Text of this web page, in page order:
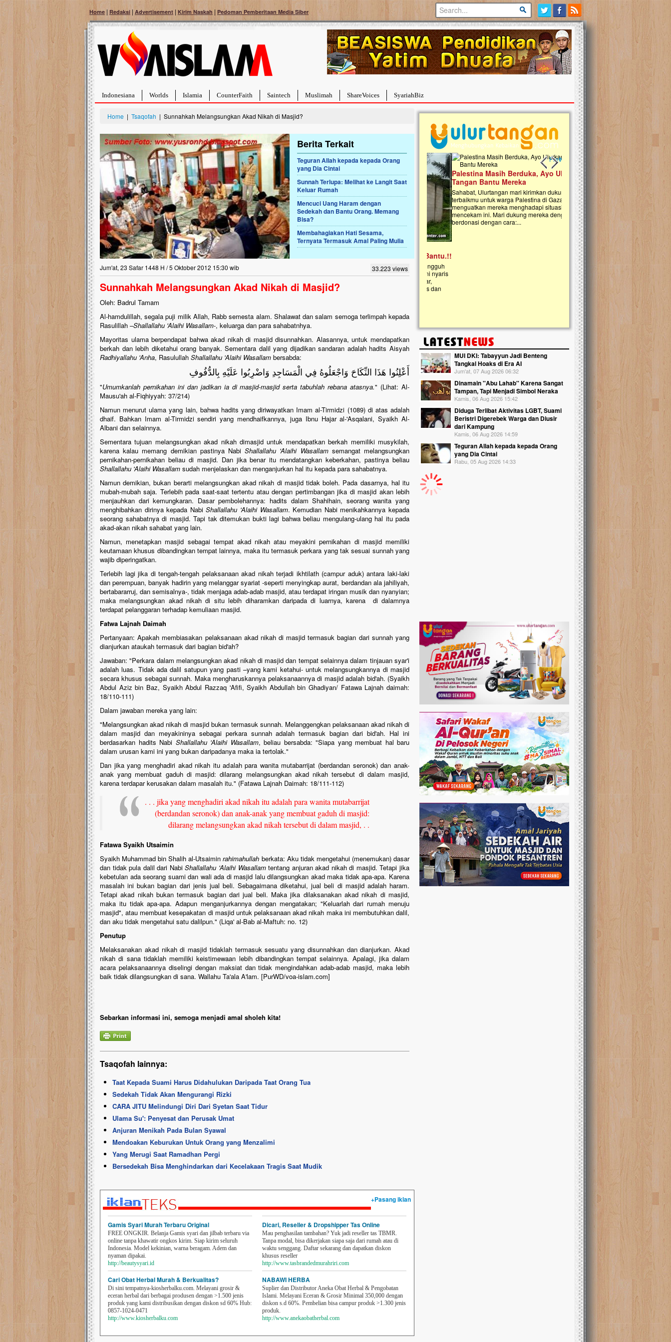
Home | Redaksi | Advertisement | Kirim Naskah | Pedoman Pemberitaan Media Siber
Indonesiana Worlds Islamia CounterFaith Saintech Muslimah ShareVoices SyariahBiz
Home | Tsaqofah | Sunnahkah Melangsungkan Akad Nikah di Masjid?
Berita Terkait
Teguran Allah kepada kepada Orang
yang Dia Cintai
Sunnah Terlupa: Melihat ke Langit Saat
Keluar Rumah
Mencuci Uang Haram dengan
Sedekah dan Bantu Orang. Memang
Bisa?
Membahagiakan Hati Sesama,
Ternyata Termasuk Amal Paling Mulia
Jum'at, 23 Safar 1448 H / 5 Oktober 2012 15:30 wib 33.223 views
Sunnahkah Melangsungkan Akad Nikah di Masjid?
Oleh: Badrul Tamam
Al-hamdulillah, segala puji milik Allah, Rabb semesta alam. Shalawat dan salam semoga terlimpah kepada
Rasulillah –Shallallahu 'Alaihi Wasallam-, keluarga dan para sahabatnhya.
Mayoritas ulama berpendapat bahwa akad nikah di masjid disunnahkan. Alasannya, untuk mendapatkan
berkah dan lebih diketahui orang banyak. Sementara dalil yang dijadikan sandaran adalah hadits Aisyah
Radhiyallahu 'Anha, Rasulullah Shallallahu 'Alaihi Wasallam bersabda:
أَعْلِنُوا هَذَا النِّكَاحَ وَاجْعَلُوهُ فِي الْمَسَاجِدِ وَاضْرِبُوا عَلَيْهِ بِالدُّفُوفِ
"Umumkanlah pernikahan ini dan jadikan ia di masjid-masjid serta tabuhlah rebana atasnya." (Lihat: Al-
Mausu'ah al-Fiqhiyyah: 37/214)
Namun menurut ulama yang lain, bahwa hadits yang diriwayatkan Imam al-Tirmidzi (1089) di atas adalah
dhaif. Bahkan Imam al-Tirmidzi sendiri yang mendhaifkannya, juga Ibnu Hajar al-'Asqalani, Syaikh Al-
Albani dan selainnya.
Sementara tujuan melangsungkan akad nikah dimasjid untuk mendapatkan berkah memiliki musykilah,
karena kalau memang demikian pastinya NabiShallallahu 'Alaihi Wasallamsemangat melangsungkan
pernikahan-pernikahan beliau di masjid. Dan jika benar itu mendatangkan keberkahan, pastinya beliau
Shallallahu 'Alaihi Wasallam sudah menjelaskan dan menganjurkan hal itu kepada para sahabatnya.
Namun demikian, bukan berarti melangsungkan akad nikah di masjid tidak boleh. Pada dasarnya, hal itu
mubah-mubah saja. Terlebih pada saat-saat tertentu atau dengan pertimbangan jika di masjid akan lebih
menjauhkan dari kemungkaran. Dasar pembolehannya: hadits dalam Shahihain, seorang wanita yang
menghibahkan dirinya kepada NabiShallallahu 'Alaihi Wasallam. Kemudian Nabi menikahkannya kepada
seorang sahabatnya di masjid. Tapi tak ditemukan bukti lagi bahwa beliau mengulang-ulang hal itu pada
akad-akan nikah sahabat yang lain.
Namun, menetapkan masjid sebagai tempat akad nikah atau meyakini pernikahan di masjid memiliki
keutamaan khusus dibandingkan tempat lainnya, maka itu termasuk perkara yang tak sesuai sunnah yang
wajib diperingatkan.
Terlebih lagi jika di tengah-tengah pelaksanaan akad nikah terjadi ikhtilath (campur aduk) antara laki-laki
dan perempuan, banyak hadirin yang melanggar syariat -seperti menyingkap aurat, berdandan ala jahiliyah,
bertabararruj, dan semisalnya-, tidak menjaga adab-adab masjid, atau terdapat iringan musik dan nyanyian;
maka melangsungkan akad nikah di situ lebih diharamkan daripada di luarnya, karena di dalamnya
terdapat pelanggaran terhadap kemuliaan masjid.
Fatwa Lajnah Daimah
Pertanyaan: Apakah membiasakan pelaksanaan akad nikah di masjid termasuk bagian dari sunnah yang
dianjurkan ataukah termasuk dari bagian bid'ah?
Jawaban: "Perkara dalam melangsungkan akad nikah di masjid dan tempat selainnya dalam tinjauan syar'i
adalah luas. Tidak ada dalil satupun yang pasti –yang kami ketahui- untuk melangsungkannya di masjid
secara khusus sebagai sunnah. Maka mengharuskannya pelaksanaannya di masjid adalah bid'ah. (Syaikh
Abdul Aziz bin Baz, Syaikh Abdul Razzaq 'Afifi, Syaikh Abdullah bin Ghadiyan/ Fatawa Lajnah daimah:
18/110-111)
Dalam jawaban mereka yang lain:
"Melangsungkan akad nikah di masjid bukan termasuk sunnah. Melanggengkan pelaksanaan akad nikah di
dalam masjid dan meyakininya sebagai perkara sunnah adalah termasuk bagian dari bid'ah. Hal ini
berdasarkan hadits Nabi Shallallahu 'Alaihi Wasallam, beliau bersabda: "Siapa yang membuat hal baru
dalam urusan kami ini yang bukan daripadanya maka ia tertolak."
Dan jika yang menghadiri akad nikah itu adalah para wanita mutabarrijat (berdandan seronok) dan anak-
anak yang membuat gaduh di masjid: dilarang melangsungkan akad nikah tersebut di dalam masjid,
karena terdapar kerusakan dalam masalah itu." (Fatawa Lajnah Daimah: 18/111-112)
. . . jika yang menghadiri akad nikah itu adalah para wanita mutabarrijat
(berdandan seronok) dan anak-anak yang membuat gaduh di masjid:
dilarang melangsungkan akad nikah tersebut di dalam masjid, . .
Fatawa Syaikh Utsaimin
Syaikh Muhammad bin Shalih al-Utsaiminrahimahullah berkata: Aku tidak mengetahui (menemukan) dasar
dan tidak pula dalil dari NabiShallallahu 'Alaihi Wasallamtentang anjuran akad nikah di masjid. Tetapi jika
kebetulan ada seorang suami dan wali ada di masjid lalu dilangsungkan akad maka tidak apa-apa. Karena
masalah ini bukan bagian dari jenis jual beli. Sebagaimana diketahui, jual beli di masjid adalah haram.
Tetapi akad nikah bukan termasuk bagian dari jual beli. Maka jika dilaksanakan akad nikah di masjid,
maka itu tidak apa-apa. Adapun menganjurkannya dengan mengatakan; "Keluarlah dari rumah menuju
masjid", atau membuat kesepakatan di masjid untuk pelaksanaan akad nikah maka ini membutuhkan dalil,
dan aku tidak mengetahui satu dalilpun." (Liqa' al-Bab al-Maftuh: no. 12)
Penutup
Melaksanakan akad nikah di masjid tidaklah termasuk sesuatu yang disunnahkan dan dianjurkan. Akad
nikah di sana tidaklah memiliki keistimewaan lebih dibandingkan tempat selainnya. Apalagi, jika dalam
acara pelaksanaannya diselingi dengan maksiat dan tidak mengindahkan adab-adab masjid, maka lebih
baik tidak dilangsungkan di sana. Wallahu Ta'ala A'lam. [PurWD/voa-islam.com]
Sebarkan informasi ini, semoga menjadi amal sholeh kita!
Tsaqofah lainnya:
Taat Kepada Suami Harus Didahulukan Daripada Taat Orang Tua
Sedekah Tidak Akan Mengurangi Rizki
CARA JITU Melindungi Diri Dari Syetan Saat Tidur
Ulama Su': Penyesat dan Perusak Umat
Anjuran Menikah Pada Bulan Syawal
Mendoakan Keburukan Untuk Orang yang Menzalimi
Yang Merugi Saat Ramadhan Pergi
Bersedekah Bisa Menghindarkan dari Kecelakaan Tragis Saat Mudik
+Pasang iklan
Gamis Syari Murah Terbaru Original
FREE ONGKIR. Belanja Gamis syari dan jilbab terbaru via
online tanpa khawatir ongkos kirim. Siap kirim seluruh
Indonesia. Model kekinian, warna beragam. Adem dan
nyaman dipakai.
http://beautysyari.id
Cari Obat Herbal Murah & Berkualitas?
Di sini tempatnya-kiosherbalku.com. Melayani grosir &
eceran herbal dari berbagai produsen dengan >1.500 jenis
produk yang kami distribusikan dengan diskon sd 60% Hub:
0857-1024-0471
http://www.kiosherbalku.com
Dicari, Reseller & Dropshipper Tas Online
Mau penghasilan tambahan? Yuk jadi reseller tas TBMR.
Tanpa modal, bisa dikerjakan siapa saja dari rumah atau di
waktu senggang. Daftar sekarang dan dapatkan diskon
khusus reseller
http://www.tasbrandedmurahriri.com
NABAWI HERBA
Suplier dan Distributor Aneka Obat Herbal & Pengobatan
Islami. Melayani Eceran & Grosir Minimal 350,000 dengan
diskon s.d 60%. Pembelian bisa campur produk >1.300 jenis
produk.
http://www.anekaobatherbal.com
Previous slide
Next slide
Bantu Naura, Balita Hebat Sembuh Dari
Tumor Pembuluh Darah
Hidup Naura Salsabila dipenuhi dengan
rintangan yang sangat berat. Meskipun baru
berusia sepuluh bulan, bayi yang imut ini harus
menghadapi penyakit yang dahsyat, yaitu tumor
pembuluh darah berukuran...
Lima Tahun Mangkrak, Masjid di
Nasib masjid di Kampung Cilumbu ini sungguh
mengenaskan. Lima tahun mangkrak, kini nyaris
berlumut, dan menghitam terpapar panas dan
Palestina Masih Berduka, Ayo Ulurkan
Tangan Bantu Mereka
Sahabat, Ulurtangan mari kirimkan dukungan
terbaikmu untuk warga Palestina di Gaza demi
menguatkan mereka menghadapi situasi
mencekam ini. Mari dukung mereka dengan
berdonasi dengan cara:...
Open Donasi Wakaf
Rumah Qur'an & TK Islam
Najjah di Jonggol
Saat ini, Ulurtangan bersama Yayasan
Najjahtul Islam Jonggol sedang merintis
pembangunan Rumah Qur’an dan
kanak Islam Terpadu (TKIT) An Najjah
Gedung Majelis Taklim di Jonggol,...
MUI DKI: Tabayyun Jadi Benteng
Tangkal Hoaks di Era AI
Jum'at, 07 Aug 2026 06:32
Dinamain ''Abu Lahab'' Karena Sangat
Tampan, Tapi Menjadi Simbol Neraka
Kamis, 06 Aug 2026 15:42
Diduga Terlibat Aktivitas LGBT, Suami
Beristri Digerebek Warga dan Diusir
dari Kampung
Kamis, 06 Aug 2026 14:59
Teguran Allah kepada kepada Orang
yang Dia Cintai
Rabu, 05 Aug 2026 14:33